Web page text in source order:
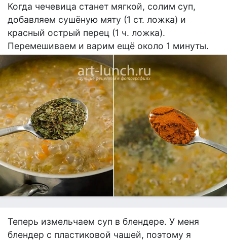
Когда чечевица станет мягкой, солим суп,
добавляем сушёную мяту (1 ст. ложка) и
красный острый перец (1 ч. ложка).
Перемешиваем и варим ещё около 1 минуты.
Теперь измельчаем суп в блендере. У меня
блендер с пластиковой чашей, поэтому я